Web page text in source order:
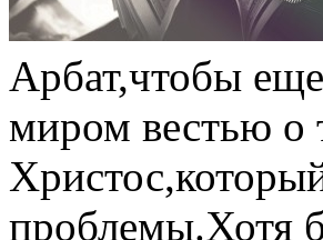
Арбат,чтобы
миром вестью о
проблемы.Хотя